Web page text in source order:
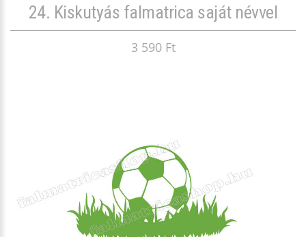
24. Kiskutyás falmatrica saját névvel
3 590 Ft